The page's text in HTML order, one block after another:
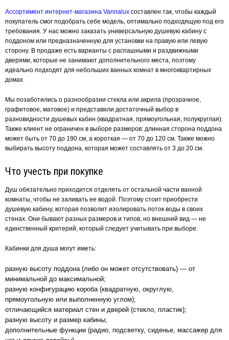
Ассортимент интернет-магазина Vannalux составлен так, чтобы каждый
покупатель смог подобрать себе модель, оптимально подходящую под его
требования. У нас можно заказать универсальную душевую кабину с
поддоном или предназначенную для установки на правую или левую
сторону. В продаже есть варианты с распашными и раздвижными
дверями, которые не занимают дополнительного места, поэтому
идеально подходят для небольших ванных комнат в многоквартирных
домах.
Мы позаботились о разнообразии стекла или акрила (прозрачное,
графитовое, матовое) и представили достаточный выбор в
разновидности душевых кабин (квадратная, прямоугольная, полукруглая).
Также клиент не ограничен в выборе размеров: длинная сторона поддона
может быть от 70 до 190 см, а короткая — от 70 до 120 см. Также можно
выбирать высоту поддона, которая может составлять от 3 до 20 см.
Что учесть при покупке
Душ обязательно приходится отделять от остальной части ванной
комнаты, чтобы не заливать ее водой. Поэтому стоит приобрести
душевую кабину, которая позволит изолировать поток воды в своих
стенах. Они бывают разных размеров и типов, но внешний вид — не
единственный критерий, который следует учитывать при выборе.
Кабинки для душа могут иметь:
разную высоту поддона (либо он может отсутствовать) — от
минимальной до максимальной;
разную конфигурацию короба (квадратную, округлую,
прямоугольную или выполненную углом);
отличающийся материал стен и дверей (стекло, пластик);
разную высоту и размер кабины;
дополнительные функции (радио, подсветку, сиденье, массажер для